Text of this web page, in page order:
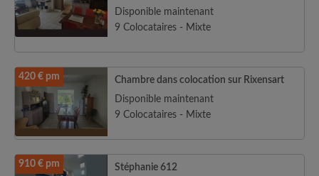
Disponible maintenant
9 Colocataires - Mixte
420 € pm
Chambre dans colocation sur Rixensart
Disponible maintenant
9 Colocataires - Mixte
910 € pm Stéphanie 612